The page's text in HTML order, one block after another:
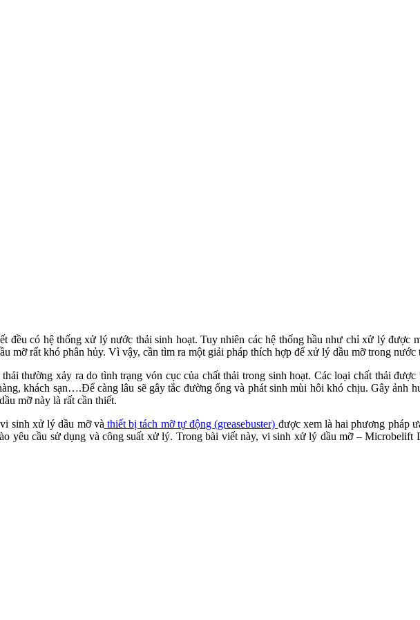
đều có hệ thống xử lý nước thải sinh hoạt. Tuy nhiên các hệ thống hầu như chỉ xử lý được
mỡ rất khó phân hủy. Vì vậy, cần tìm ra một giải pháp thích hợp để xử lý dầu mỡ trong nước
thường xảy ra do tình trạng vón cục của chất thải trong sinh hoạt. Các loại chất thải được
khách sạn….Để càng lâu sẽ gây tắc đường ống và phát sinh mùi hôi khó chịu. Gây ảnh
mỡ này là rất cần thiết.
sinh xử lý dầu mỡ và thiết bị tách mỡ tự động (greasebuster) được xem là hai phương pháp
yêu cầu sử dụng và công suất xử lý. Trong bài viết này, vi sinh xử lý dầu mỡ – Microbelift